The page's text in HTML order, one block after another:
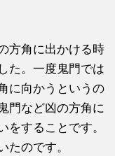
方角に出かける時
た。一度鬼門では
に向かうというの
門など凶の方角に
をすることです。
たのです。